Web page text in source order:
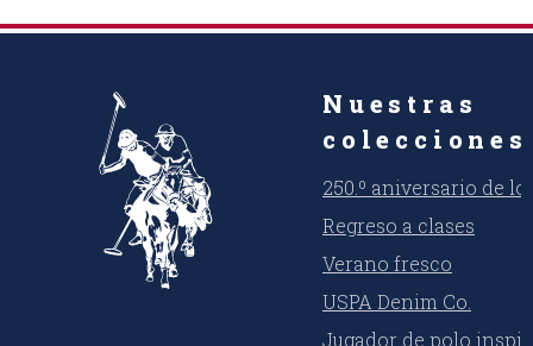
Nuestras
colecciones
250.º aniversario de
Regreso a clases
Verano fresco
USPA Denim Co.
Jugador de polo